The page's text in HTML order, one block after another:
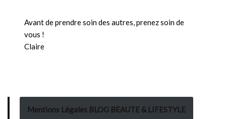
Avant de prendre soin des autres, prenez soin de
vous !
Claire
Mentions Légales BLOG BEAUTE & LIFESTYLE